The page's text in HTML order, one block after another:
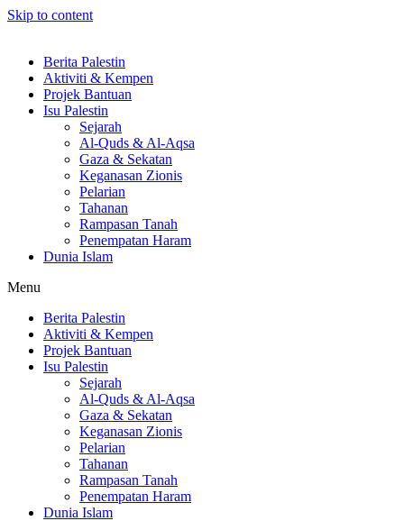
Skip to content
Berita Palestin
Aktiviti & Kempen
Projek Bantuan
Isu Palestin
Sejarah
Al-Quds & Al-Aqsa
Gaza & Sekatan
Keganasan Zionis
Pelarian
Tahanan
Rampasan Tanah
Penempatan Haram
Dunia Islam
Menu
Berita Palestin
Aktiviti & Kempen
Projek Bantuan
Isu Palestin
Sejarah
Al-Quds & Al-Aqsa
Gaza & Sekatan
Keganasan Zionis
Pelarian
Tahanan
Rampasan Tanah
Penempatan Haram
Dunia Islam